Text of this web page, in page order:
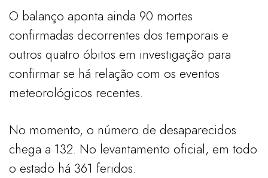
O balanço aponta ainda 90 mortes
confirmadas decorrentes dos temporais e
outros quatro óbitos em investigação para
confirmar se há relação com os eventos
meteorológicos recentes.
No momento, o número de desaparecidos
chega a 132. No levantamento oficial, em todo
o estado há 361 feridos.